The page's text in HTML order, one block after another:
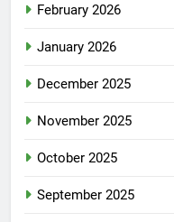
February 2026
January 2026
December 2025
November 2025
October 2025
September 2025